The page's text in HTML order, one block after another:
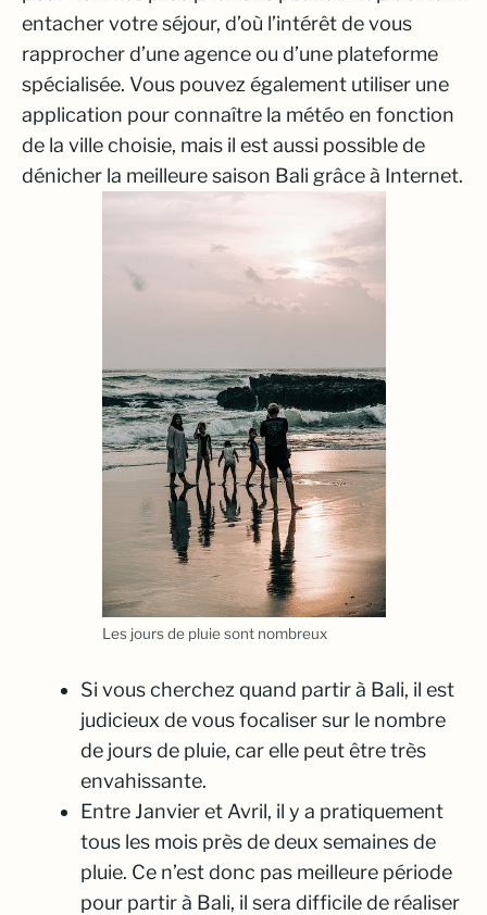
entacher votre séjour, d’où l’intérêt de vous
rapprocher d’une agence ou d’une plateforme
spécialisée. Vous pouvez également utiliser une
application pour connaître la météo en fonction
de la ville choisie, mais il est aussi possible de
dénicher la meilleure saison Bali grâce à Internet.
Les jours de pluie sont nombreux
Si vous cherchez quand partir à Bali, il est
judicieux de vous focaliser sur le nombre
de jours de pluie, car elle peut être très
envahissante.
Entre Janvier et Avril, il y a pratiquement
tous les mois près de deux semaines de
pluie. Ce n’est donc pas meilleure période
pour partir à Bali, il sera difficile de réaliser